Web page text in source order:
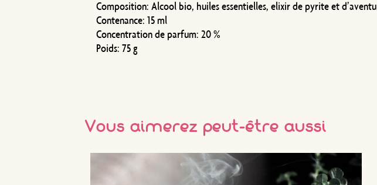
Composition:Alcool bio, huiles essentielles, elixir de pyrite et
Contenance:15 ml
Concentration de parfum:20 %
Poids: 75 g
Vous aimerez peut-être aussi